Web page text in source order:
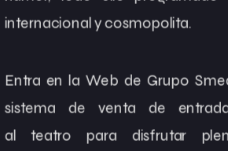
internacional y cosmopolita.
Entra en la Web de Grupo
sistema de venta de
alteatro para disfrutar